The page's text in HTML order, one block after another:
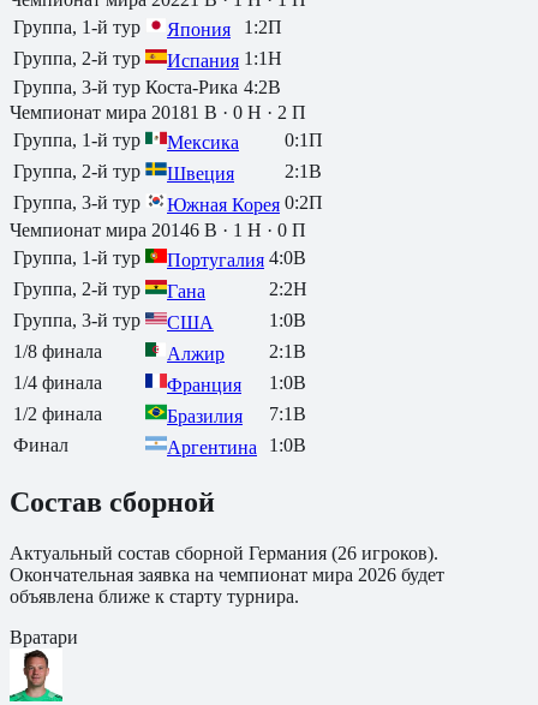
Группа, 1-й тур
Япония 1 :2П
Группа, 2-й тур
Испания 1 :1Н
Группа, 3-й тур Коста-Рика 4:2В
Чемпионат мира 20181 В · 0 Н · 2 П
Группа, 1-й тур
Мексика 0:1П
Группа, 2-й тур
Швеция 2:1В
Группа, 3-й тур
Южная Корея 0:2П
Чемпионат мира 20146 В · 1 Н · 0 П
Группа, 1-й тур
Португалия 4:0В
Группа, 2-й тур
Гана 2:2Н
Группа, 3-й тур
США 1 :0В
1/8 финала
Алжир 2:1В
1/4 финала
Франция 1 :0В
1/2 финала
Бразилия 7:1В
Финал
Аргентина 1 :0В
Состав сборной
Актуальный состав сборной Германия (26 игроков).
Окончательная заявка на чемпионат мира 2026 будет
объявлена ближе к старту турнира.
Вратари